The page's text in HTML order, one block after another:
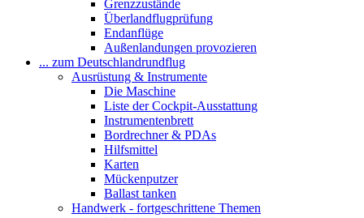
Grenzzustände
Überlandflugprüfung
Endanflüge
Außenlandungen provozieren
... zum Deutschlandrundflug
Ausrüstung & Instrumente
Die Maschine
Liste der Cockpit-Ausstattung
Instrumentenbrett
Bordrechner & PDAs
Hilfsmittel
Karten
Mückenputzer
Ballast tanken
Handwerk - fortgeschrittene Themen